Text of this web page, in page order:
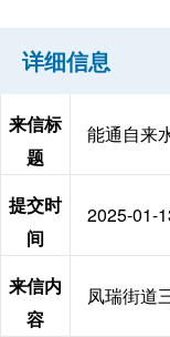
详细信息
来信标
题
能通自来
提交时
间
2025-01-
来信内
容
凤瑞街道